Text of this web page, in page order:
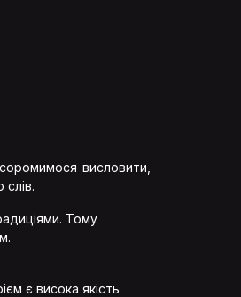
висловити,
Тому
є висока якість